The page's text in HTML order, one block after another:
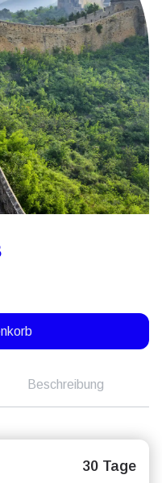
Beschreibung
30 Tage